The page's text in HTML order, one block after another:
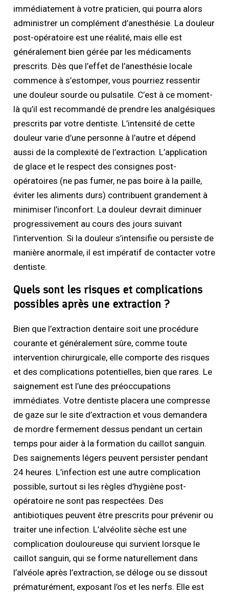
immédiatement à votre praticien, qui pourra alors
administrer un complément d’anesthésie. La douleur
post-opératoire est une réalité, mais elle est
généralement bien gérée par les médicaments
prescrits. Dès que l’effet de l’anesthésie locale
commence à s’estomper, vous pourriez ressentir
une douleur sourde ou pulsatile. C’est à ce moment-
là qu’il est recommandé de prendre les analgésiques
prescrits par votre dentiste. L’intensité de cette
douleur varie d’une personne à l’autre et dépend
aussi de la complexité de l’extraction. L’application
de glace et le respect des consignes post-
opératoires (ne pas fumer, ne pas boire à la paille,
éviter les aliments durs) contribuent grandement à
minimiser l’inconfort. La douleur devrait diminuer
progressivement au cours des jours suivant
l’intervention. Si la douleur s’intensifie ou persiste de
manière anormale, il est impératif de contacter votre
dentiste.
Quels sont les risques et complications
possibles après une extraction ?
Bien que l’extraction dentaire soit une procédure
courante et généralement sûre, comme toute
intervention chirurgicale, elle comporte des risques
et des complications potentielles, bien que rares. Le
saignement est l’une des préoccupations
immédiates. Votre dentiste placera une compresse
de gaze sur le site d’extraction et vous demandera
de mordre fermement dessus pendant un certain
temps pour aider à la formation du caillot sanguin.
Des saignements légers peuvent persister pendant
24 heures. L’infection est une autre complication
possible, surtout si les règles d’hygiène post-
opératoire ne sont pas respectées. Des
antibiotiques peuvent être prescrits pour prévenir ou
traiter une infection. L’alvéolite sèche est une
complication douloureuse qui survient lorsque le
caillot sanguin, qui se forme naturellement dans
l’alvéole après l’extraction, se déloge ou se dissout
prématurément, exposant l’os et les nerfs. Elle est